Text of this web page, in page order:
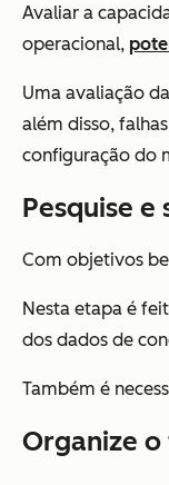
Avaliar a
operacional,
Uma avaliação
além disso,
configuração do
Pesquise
Com objetivos
Nesta etapa é
dos dados de
Também é
Organize